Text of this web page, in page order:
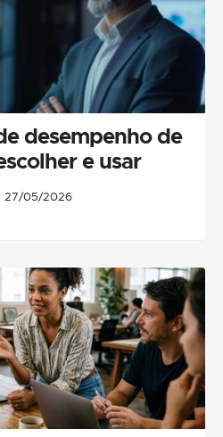
desempenho de
e usar
27/05/2026